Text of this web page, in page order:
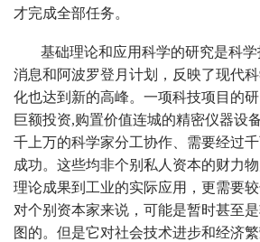
才完成全部任务。
基础理论和应用科学的研究是科
消息和阿波罗登月计划，反映了现代
化也达到新的高峰。一项科技项目的
巨额投资,购置价值连城的精密仪器设
千上万的科学家分工协作、需要经过
成功。这些均非个别私人资本的财力
理论成果到工业的实际应用，更需要
对个别资本家来说，可能是暂时甚至
图的。但是它对社会技术进步和经济